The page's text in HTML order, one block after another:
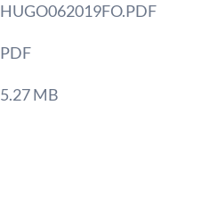
HUGO062019FO.PDF
PDF
5.27 MB